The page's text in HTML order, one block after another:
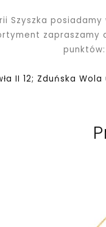
Szyszka
punktów:
II 12; Zduńska